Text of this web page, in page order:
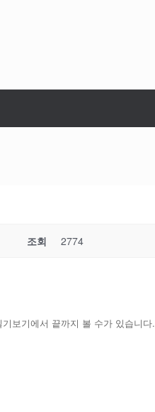
조회 2774
보기에서 끝까지 볼 수가 있습니다.